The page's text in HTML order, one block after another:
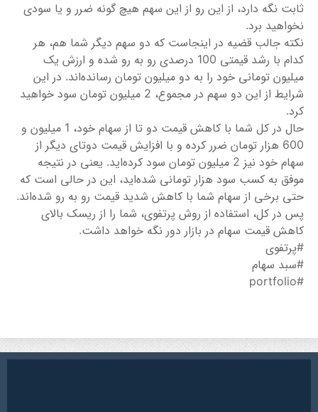
ثابت نگه دارد، از این رو از این سهم هیچ گونه ضرر و یا سودی
نخواهید برد.
نکته جالب قضیه در اینجاست که دو سهم دیگر شما هم، هر
کدام با رشد قیمتی 100 درصدی رو به رو شده و ارزش یک
میلیون تومانی خود را به دو میلیون تومان رسانده‌اند. در این
شرایط از این دو سهم در مجموع، 2 میلیون تومان سود خواهید
کرد.
حال در کل شما با کاهش قیمت دو تا از سهام خود، 1 میلیون و
600 هزار تومان ضرر کرده و با افزایش قیمت دوتای دیگر از
سهام خود نیز 2 میلیون تومان سود کرده‌اید. یعنی در نتیجه
موفق به کسب سود هزار تومانی شده‌اید، این در حالی است که
حتی برخی از سهام شما با کاهش شدید قیمت رو به رو شده‌اند.
پس در کل، استفاده از روش پرتفوی، شما را از ریسک بالای
کاهش قیمت سهام در بازار دور نگه خواهد داشت.
#پرتفوی
#سبد سهام